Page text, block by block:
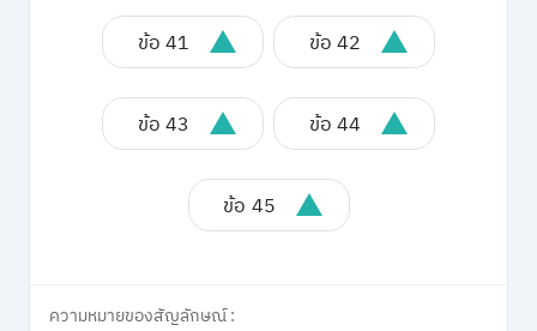
ข้อ 41 ข้อ 42
ข้อ 43 ข้อ 44
ข้อ 45
ความหมายของสัญลักษณ์ :